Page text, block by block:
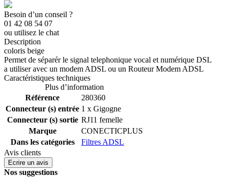
Besoin d’un conseil ?
01 42 08 54 07
ou utilisez le chat
Description
coloris beige
Permet de séparér le signal telephonique vocal et numérique DSL
a utiliser avec un modem ADSL ou un Routeur Modem ADSL
Caractéristiques techniques
Plus d’information
Référence
280360
Connecteur (s) entrée 1 x Gigogne
Connecteur (s) sortie RJ11 femelle
Marque
CONECTICPLUS
Dans les catégories
Filtres ADSL
Avis clients
Ecrire un avis
Nos suggestions